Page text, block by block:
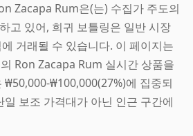
Zacapa Rum은(는) 수집가 주도의
고 있어, 희귀 보틀링은 일반 시장
거래될 수 있습니다. 이 페이지는
Ron Zacapa Rum 실시간 상품을
₩50,000-₩100,000(27%)에 집중되
보조 가격대가 아닌 인근 구간에